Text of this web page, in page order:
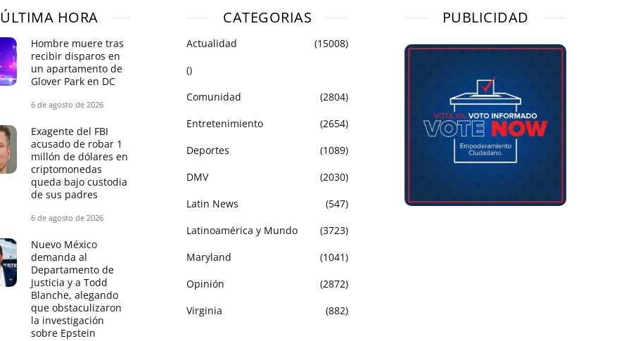
ÚLTIMA HORA
Hombre muere tras
recibir disparos en
un apartamento de
Glover Park en DC
6 de agosto de 2026
Exagente del FBI
acusado de robar 1
millón de dólares en
criptomonedas
queda bajo custodia
de sus padres
6 de agosto de 2026
Nuevo México
demanda al
Departamento de
Justicia y a Todd
Blanche, alegando
que obstaculizaron
la investigación
sobre Epstein
CATEGORIAS
Actualidad
(15008)
()
Comunidad
(2804)
Entretenimiento
(2654)
Deportes
(1089)
DMV
(2030)
Latin News
(547)
Latinoamérica y Mundo
(3723)
Maryland
(1041)
Opinión
(2872)
Virginia
(882)
PUBLICIDAD